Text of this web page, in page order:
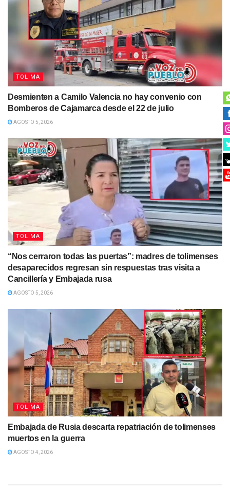
TOLIMA
Desmienten a Camilo Valencia no hay convenio con
Bomberos de Cajamarca desde el 22 de julio
AGOSTO 5, 2026
TOLIMA
“Nos cerraron todas las puertas”: madres de tolimenses
desaparecidos regresan sin respuestas tras visita a
Cancillería y Embajada rusa
AGOSTO 5, 2026
TOLIMA
Embajada de Rusia descarta repatriación de tolimenses
muertos en la guerra
AGOSTO 4, 2026